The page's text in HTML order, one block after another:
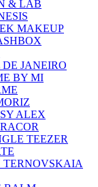
& LAB
MAKEUP
DE JANEIRO
BY MI
ALEX
TEEZER
TERNOVSKAIA